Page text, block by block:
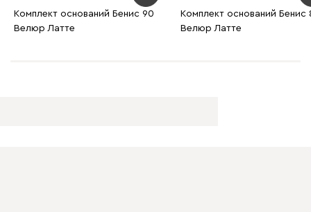
Комплект оснований Бенис 90
Велюр Латте
Комплект оснований Бенис
Велюр Латте